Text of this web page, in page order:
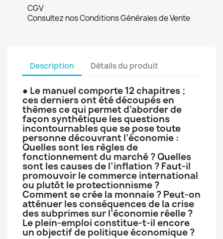
CGV
Consultez nos Conditions Générales de Vente
Description Détails du produit
● Le manuel comporte 12 chapitres ;
ces derniers ont été découpés en
thèmes ce qui permet d’aborder de
façon synthétique les questions
incontournables que se pose toute
personne découvrant l’économie :
Quelles sont les règles de
fonctionnement du marché ? Quelles
sont les causes de l’inflation ? Faut-il
promouvoir le commerce international
ou plutôt le protectionnisme ?
Comment se crée la monnaie ? Peut-on
atténuer les conséquences de la crise
des subprimes sur l’économie réelle ?
Le plein-emploi constitue-t-il encore
un objectif de politique économique ?